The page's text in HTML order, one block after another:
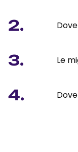
2.
3. Le
4.